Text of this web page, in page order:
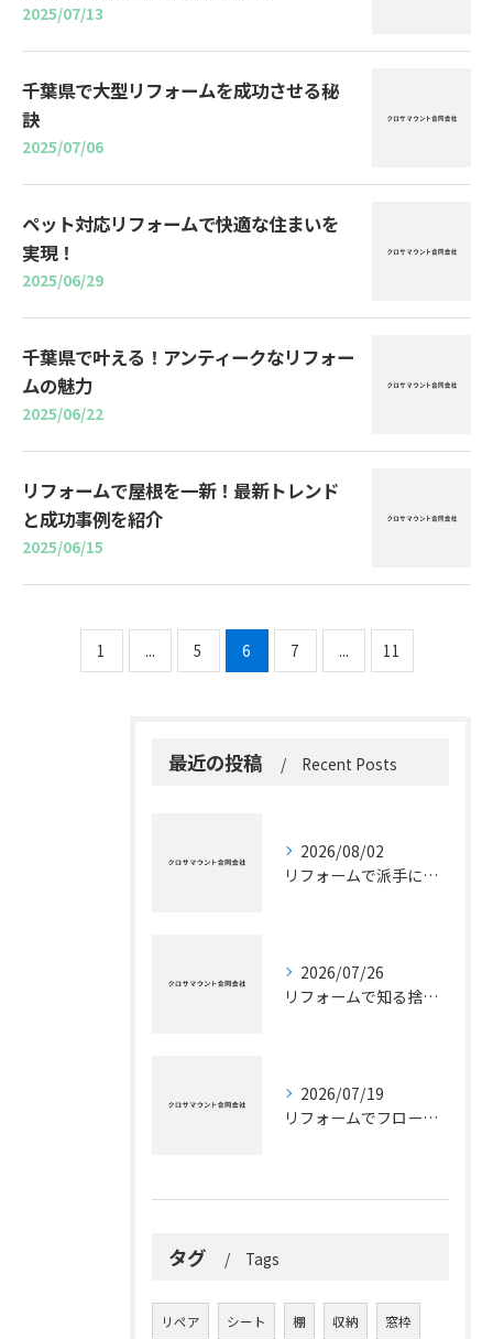
2025/07/13
千葉県で大型リフォームを成功させる秘
訣
2025/07/06
ペット対応リフォームで快適な住まいを
実現！
2025/06/29
千葉県で叶える！アンティークなリフォー
ムの魅力
2025/06/22
リフォームで屋根を一新！最新トレンド
と成功事例を紹介
2025/06/15
1 ... 5 6 7 ... 11
最近の投稿 Recent Posts
2026/08/02
リフォームで派手に千葉県の住まいを彩るための業者選びとセンスアップ事例集
2026/07/26
リフォームで知る捨てコンクリートの役割と正しい手順および再利用の実践ポイント
2026/07/19
リフォームでフローリングを一新する千葉県の費用と工法選びのコツ
タグ Tags
リペア シート 棚 収納 窓枠